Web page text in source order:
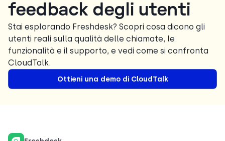
feedback degli utenti
Stai esplorando Freshdesk? Scopri cosa dicono gli
utenti reali sulla qualità delle chiamate, le
funzionalità e il supporto, e vedi come si confronta
CloudTalk.
Ottieni una demo di CloudTalk